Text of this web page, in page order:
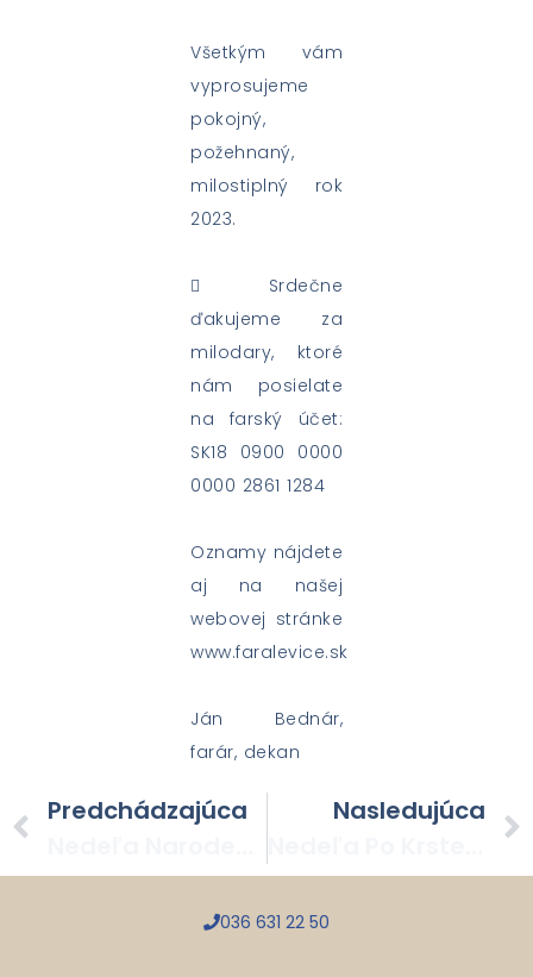
Všetkým vám
vyprosujeme
pokojný,
požehnaný,
milostiplný rok
2023.
 Srdečne
ďakujeme za
milodary, ktoré
nám posielate
na farský účet:
SK18 0900 0000
0000 2861 1284
Oznamy nájdete
aj na našej
webovej stránke
www.faralevice.sk
Ján Bednár,
farár, dekan
Predchádzajúca
Nasledujúca
036 631 22 50